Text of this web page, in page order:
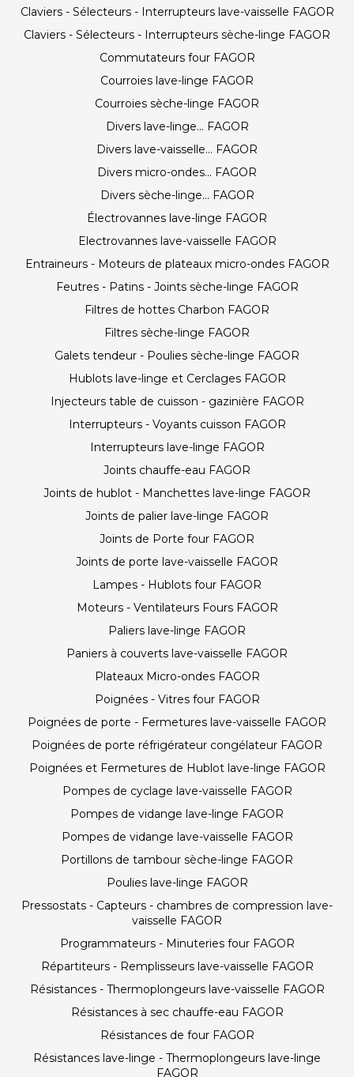
Claviers - Sélecteurs - Interrupteurs lave-vaisselle FAGOR
Claviers - Sélecteurs - Interrupteurs sèche-linge FAGOR
Commutateurs four FAGOR
Courroies lave-linge FAGOR
Courroies sèche-linge FAGOR
Divers lave-linge... FAGOR
Divers lave-vaisselle... FAGOR
Divers micro-ondes... FAGOR
Divers sèche-linge... FAGOR
Électrovannes lave-linge FAGOR
Electrovannes lave-vaisselle FAGOR
Entraineurs - Moteurs de plateaux micro-ondes FAGOR
Feutres - Patins - Joints sèche-linge FAGOR
Filtres de hottes Charbon FAGOR
Filtres sèche-linge FAGOR
Galets tendeur - Poulies sèche-linge FAGOR
Hublots lave-linge et Cerclages FAGOR
Injecteurs table de cuisson - gazinière FAGOR
Interrupteurs - Voyants cuisson FAGOR
Interrupteurs lave-linge FAGOR
Joints chauffe-eau FAGOR
Joints de hublot - Manchettes lave-linge FAGOR
Joints de palier lave-linge FAGOR
Joints de Porte four FAGOR
Joints de porte lave-vaisselle FAGOR
Lampes - Hublots four FAGOR
Moteurs - Ventilateurs Fours FAGOR
Paliers lave-linge FAGOR
Paniers à couverts lave-vaisselle FAGOR
Plateaux Micro-ondes FAGOR
Poignées - Vitres four FAGOR
Poignées de porte - Fermetures lave-vaisselle FAGOR
Poignées de porte réfrigérateur congélateur FAGOR
Poignées et Fermetures de Hublot lave-linge FAGOR
Pompes de cyclage lave-vaisselle FAGOR
Pompes de vidange lave-linge FAGOR
Pompes de vidange lave-vaisselle FAGOR
Portillons de tambour sèche-linge FAGOR
Poulies lave-linge FAGOR
Pressostats - Capteurs - chambres de compression lave-
vaisselle FAGOR
Programmateurs - Minuteries four FAGOR
Répartiteurs - Remplisseurs lave-vaisselle FAGOR
Résistances - Thermoplongeurs lave-vaisselle FAGOR
Résistances à sec chauffe-eau FAGOR
Résistances de four FAGOR
Résistances lave-linge - Thermoplongeurs lave-linge
FAGOR